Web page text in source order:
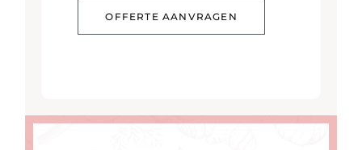
OFFERTE AANVRAGEN